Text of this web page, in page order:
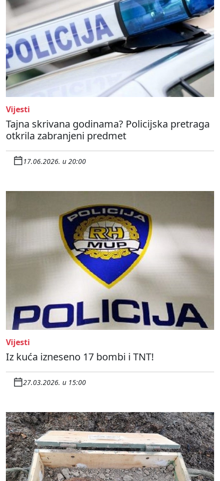
Vijesti
Tajna skrivana godinama? Policijska pretraga
otkrila zabranjeni predmet
17.06.2026. u 20:00
Vijesti
Iz kuća izneseno 17 bombi i TNT!
27.03.2026. u 15:00